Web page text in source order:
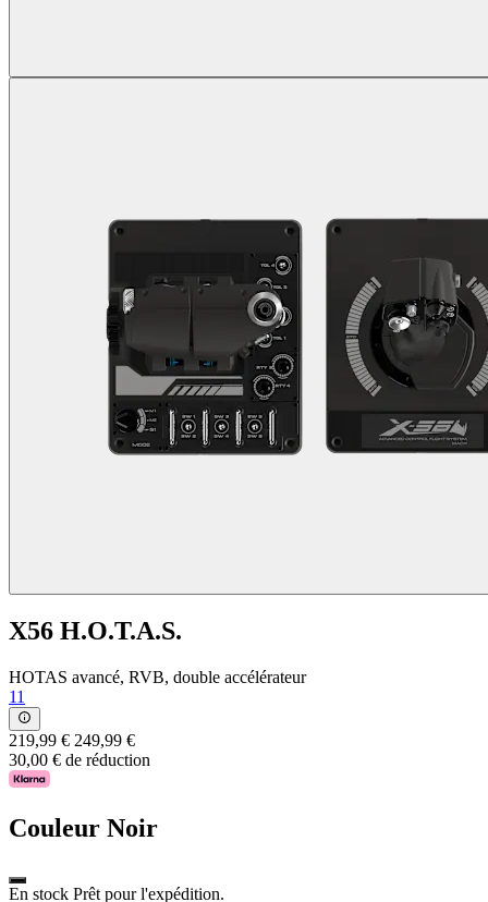
X56 H.O.T.A.S.
HOTAS avancé, RVB, double accélérateur
11
219,99 € 249,99 €
30,00 € de réduction
Couleur Noir
En stock Prêt pour l'expédition.